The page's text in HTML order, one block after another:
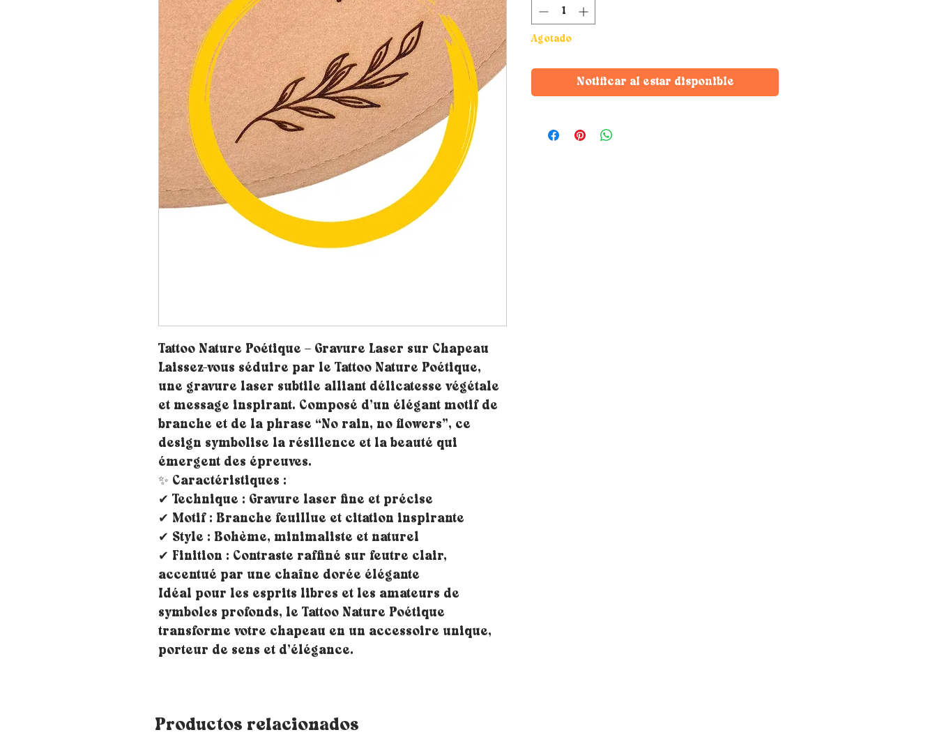
Tattoo Nature Poétique – Gravure Laser sur Chapeau
Laissez-vous séduire par le Tattoo Nature Poétique,
une gravure laser subtile alliant délicatesse végétale
et message inspirant. Composé d’un élégant motif de
branche et de la phrase “No rain, no flowers”, ce
design symbolise la résilience et la beauté qui
émergent des épreuves.
✨ Caractéristiques :
✔ Technique : Gravure laser fine et précise
✔ Motif : Branche feuillue et citation inspirante
✔ Style : Bohème, minimaliste et naturel
✔ Finition : Contraste raffiné sur feutre clair,
accentué par une chaîne dorée élégante
Idéal pour les esprits libres et les amateurs de
symboles profonds, le Tattoo Nature Poétique
transforme votre chapeau en un accessoire unique,
porteur de sens et d’élégance.
Agotado
Notificar al estar disponible
Productos relacionados